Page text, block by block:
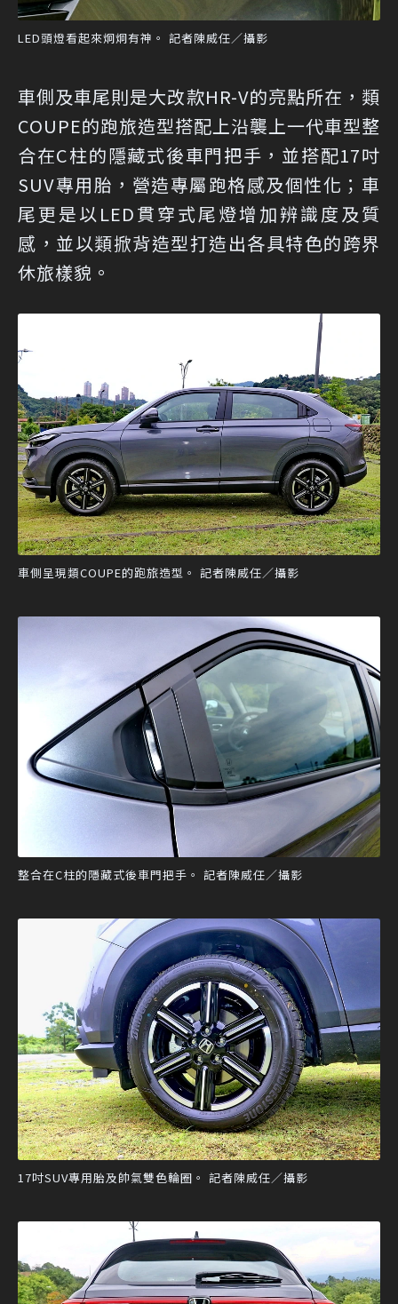
LED頭燈看起來炯炯有神。 記者陳威任／攝影
車側及車尾則是大改款HR-V的亮點所在，類
COUPE的跑旅造型搭配上沿襲上一代車型整
合在C柱的隱藏式後車門把手，並搭配17吋
SUV專用胎，營造專屬跑格感及個性化；車
尾更是以LED貫穿式尾燈增加辨識度及質
感，並以類掀背造型打造出各具特色的跨界
休旅樣貌。
車側呈現類COUPE的跑旅造型。 記者陳威任／攝影
整合在C柱的隱藏式後車門把手。 記者陳威任／攝影
17吋SUV專用胎及帥氣雙色輪圈。 記者陳威任／攝影